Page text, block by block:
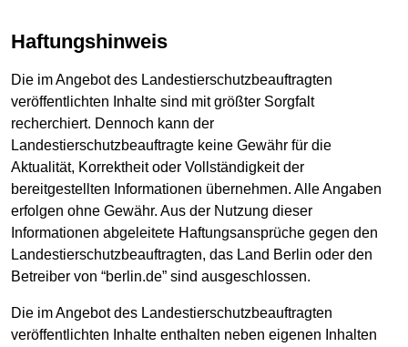
Haftungshinweis
Die im Angebot des Landestierschutzbeauftragten
veröffentlichten Inhalte sind mit größter Sorgfalt
recherchiert. Dennoch kann der
Landestierschutzbeauftragte keine Gewähr für die
Aktualität, Korrektheit oder Vollständigkeit der
bereitgestellten Informationen übernehmen. Alle Angaben
erfolgen ohne Gewähr. Aus der Nutzung dieser
Informationen abgeleitete Haftungsansprüche gegen den
Landestierschutzbeauftragten, das Land Berlin oder den
Betreiber von “berlin.de” sind ausgeschlossen.
Die im Angebot des Landestierschutzbeauftragten
veröffentlichten Inhalte enthalten neben eigenen Inhalten